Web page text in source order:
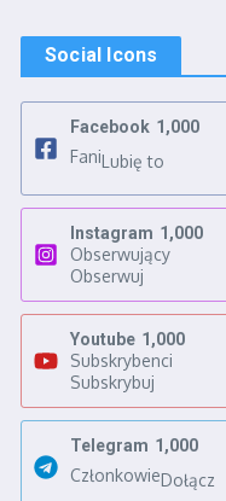
Social Icons
Facebook 1,000
FaniLubię to
Instagram 1,000
Obserwujący
Obserwuj
Youtube 1,000
Subskrybenci
Subskrybuj
Telegram 1,000
CzłonkowieDołącz